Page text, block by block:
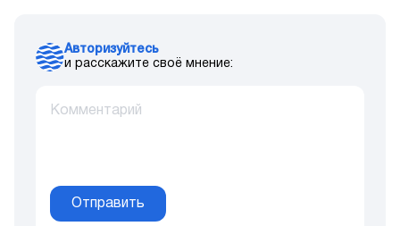
Авторизуйтесь
и расскажите своё мнение:
Отправить